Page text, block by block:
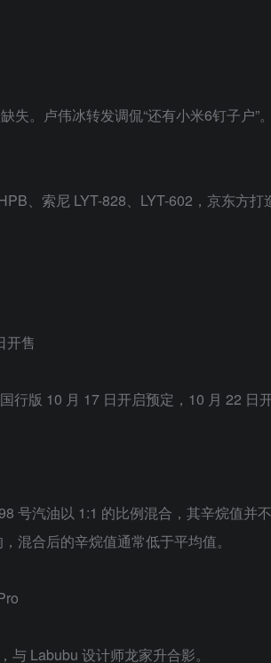
失。卢伟冰转发调侃“还有小米6钉子户”
、索尼 LYT-828、LYT-602，京东方打
开售
版 10 月 17 日开启预定，10 月 22 日开
号汽油以 1:1 的比例混合，其辛烷值并
混合后的辛烷值通常低于平均值。
Labubu 设计师龙家升合影。